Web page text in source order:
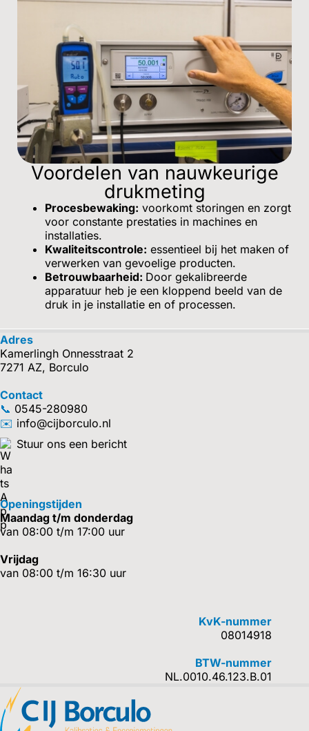
Voordelen van nauwkeurige
drukmeting
Procesbewaking: voorkomt storingen en zorgt
voor constante prestaties in machines en
installaties.
Kwaliteitscontrole: essentieel bij het maken of
verwerken van gevoelige producten.
Betrouwbaarheid: Door gekalibreerde
apparatuur heb je een kloppend beeld van de
druk in je installatie en of processen.
Adres
Kamerlingh Onnesstraat 2
7271 AZ, Borculo
Contact
📞 0545-280980
✉️ info@cijborculo.nl
Stuur ons een bericht
Openingstijden
Maandag t/m donderdag
van 08:00 t/m 17:00 uur
Vrijdag
van 08:00 t/m 16:30 uur
KvK-nummer
08014918
BTW-nummer
NL.0010.46.123.B.01